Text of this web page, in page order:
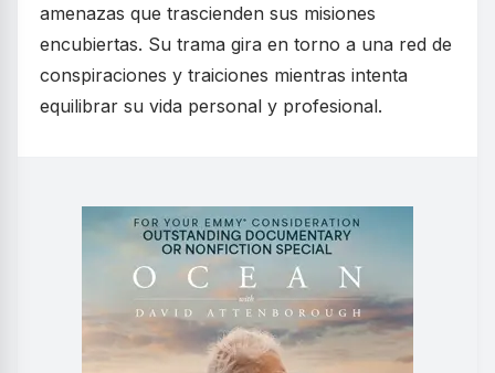
amenazas que trascienden sus misiones
encubiertas. Su trama gira en torno a una red de
conspiraciones y traiciones mientras intenta
equilibrar su vida personal y profesional.